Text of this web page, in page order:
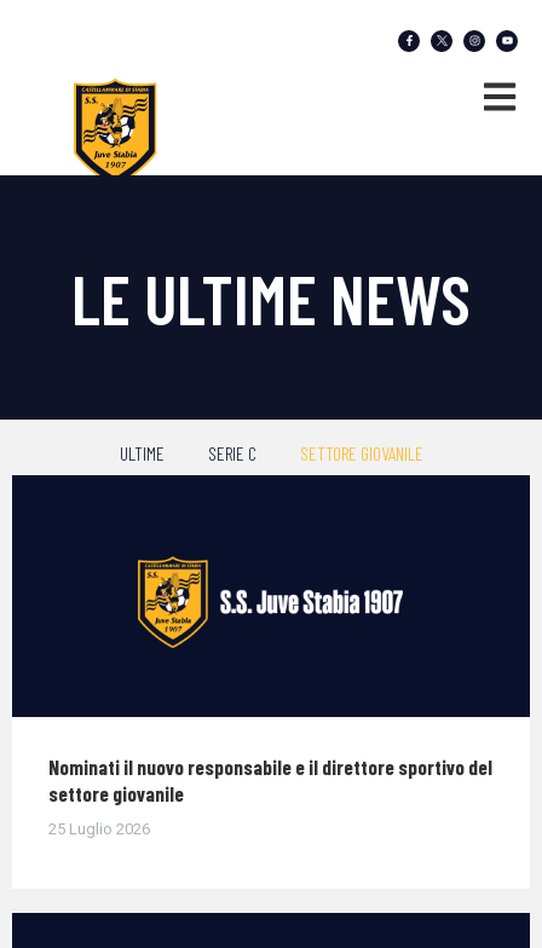
LE ULTIME NEWS
ULTIME SERIE C SETTORE GIOVANILE
Nominati il nuovo responsabile e il direttore sportivo del
settore giovanile
25 Luglio 2026